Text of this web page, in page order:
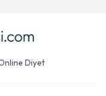
Diyet